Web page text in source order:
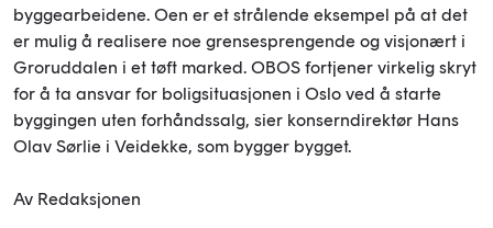
byggearbeidene. Oen er et strålende eksempel på at det
er mulig å realisere noe grensesprengende og visjonært i
Groruddalen i et tøft marked. OBOS fortjener virkelig skryt
for å ta ansvar for boligsituasjonen i Oslo ved å starte
byggingen uten forhåndssalg, sier konserndirektør Hans
Olav Sørlie i Veidekke, som bygger bygget.
Av Redaksjonen